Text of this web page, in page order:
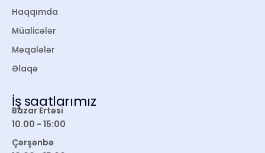
Haqqımda
Müalicələr
Məqalələr
Əlaqə
İş saatlarımız
Bazar Ertəsi
10.00 - 15:00
Çərşənbə